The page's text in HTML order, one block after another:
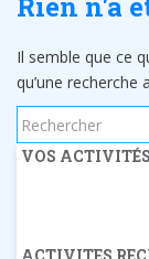
Rien n'a
Il semble que ce
qu’une recherche
Rechercher...
VOS